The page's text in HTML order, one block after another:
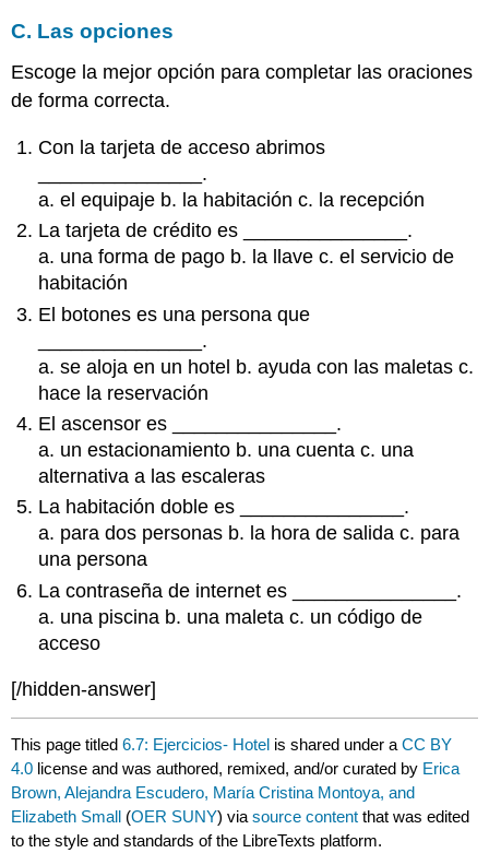
C. Las opciones
Escoge la mejor opción para completar las oraciones
de forma correcta.
Con la tarjeta de acceso abrimos
_______________.
a. el equipaje b. la habitación c. la recepción
La tarjeta de crédito es _______________.
a. una forma de pago b. la llave c. el servicio de
habitación
El botones es una persona que
_______________.
a. se aloja en un hotel b. ayuda con las maletas c.
hace la reservación
El ascensor es _______________.
a. un estacionamiento b. una cuenta c. una
alternativa a las escaleras
La habitación doble es _______________.
a. para dos personas b. la hora de salida c. para
una persona
La contraseña de internet es _______________.
a. una piscina b. una maleta c. un código de
acceso
[/hidden-answer]
This page titled6.7: Ejercicios- Hotel is shared under aCC BY
4.0 license and was authored, remixed, and/or curated by Erica
Brown, Alejandra Escudero, María Cristina Montoya, and
Elizabeth Small (OER SUNY) viasource content that was edited
to the style and standards of the LibreTexts platform.